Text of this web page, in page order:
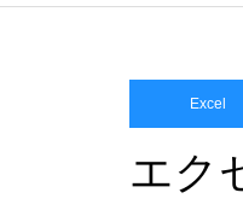
Excel
エク